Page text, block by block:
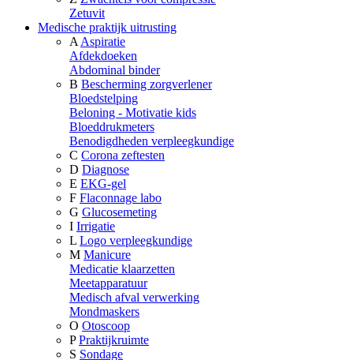
Zetuvit
Medische praktijk uitrusting
A Aspiratie
Afdekdoeken
Abdominal binder
B Bescherming zorgverlener
Bloedstelping
Beloning - Motivatie kids
Bloeddrukmeters
Benodigdheden verpleegkundige
C Corona zeftesten
D Diagnose
E EKG-gel
F Flaconnage labo
G Glucosemeting
I Irrigatie
L Logo verpleegkundige
M Manicure
Medicatie klaarzetten
Meetapparatuur
Medisch afval verwerking
Mondmaskers
O Otoscoop
P Praktijkruimte
S Sondage